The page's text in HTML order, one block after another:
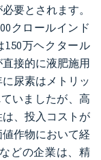
要とされます。
クロールインド
150万ヘクタール
接的に液肥施用
尿素はメトリッ
いましたが、高
、投入コストが
作物において経
どの企業は、精